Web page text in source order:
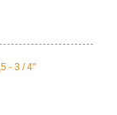
- 3 / 4"